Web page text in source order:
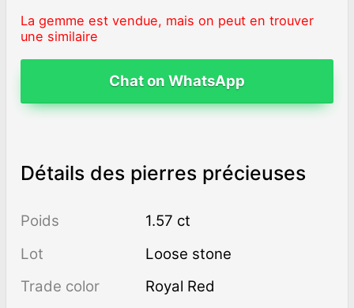
La gemme est vendue, mais on peut en trouver
une similaire
Chat on WhatsApp
Détails des pierres précieuses
Poids
1.57 ct
Lot
Loose stone
Trade color
Royal Red